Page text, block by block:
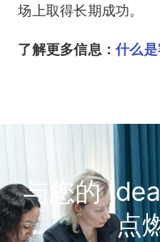
场上取得长期成功。
了解更多信息：什么
与您的
点